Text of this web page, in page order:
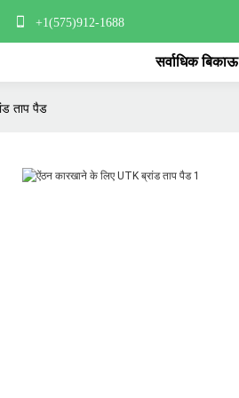
+1(575)912-1688
सर्वाधिक बिकाऊ
ताप पैड